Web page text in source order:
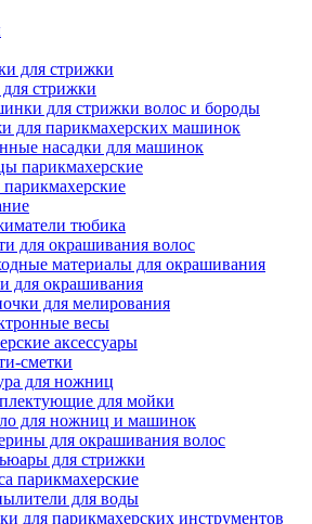
стрижки
для стрижки волос и бороды
для парикмахерских машинок
насадки для машинок
тюбика
для окрашивания волос
материалы для окрашивания
для окрашивания
для мелирования
весы
аксессуары
сметки
для ножниц
для мойки
для ножниц и машинок
для окрашивания волос
для стрижки
парикмахерские
для воды
для парикмахерских инструментов